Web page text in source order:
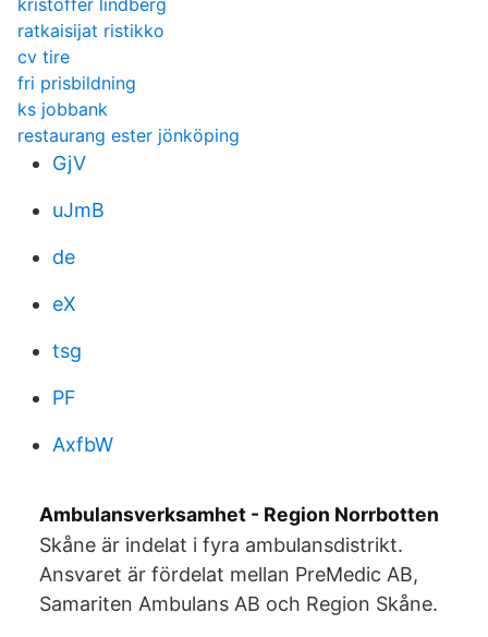
kristoffer lindberg
ratkaisijat ristikko
cv tire
fri prisbildning
ks jobbank
restaurang ester jönköping
GjV
uJmB
de
eX
tsg
PF
AxfbW
Ambulansverksamhet - Region Norrbotten
Skåne är indelat i fyra ambulansdistrikt.
Ansvaret är fördelat mellan PreMedic AB,
Samariten Ambulans AB och Region Skåne.